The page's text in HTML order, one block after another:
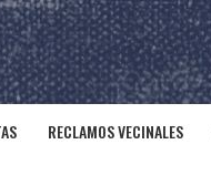
RECLAMOS VECINALES